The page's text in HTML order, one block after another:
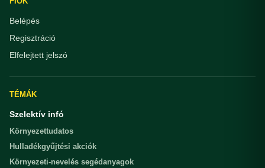
Belépés
Regisztráció
Elfelejtett jelszó
TÉMÁK
Szelektív infó
Környezettudatos
Hulladékgyűjtési akciók
Környezeti-nevelés segédanyagok